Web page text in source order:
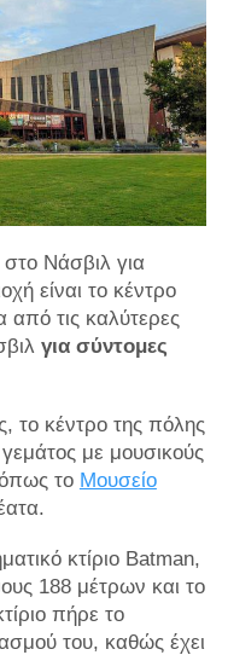
Νάσβιλ για
είναι το κέντρο
από τις καλύτερες
για σύντομες
το κέντρο της πόλης
με μουσικούς
το Μουσείο
κτίριο Batman,
188 μέτρων και το
πήρε το
του, καθώς έχει